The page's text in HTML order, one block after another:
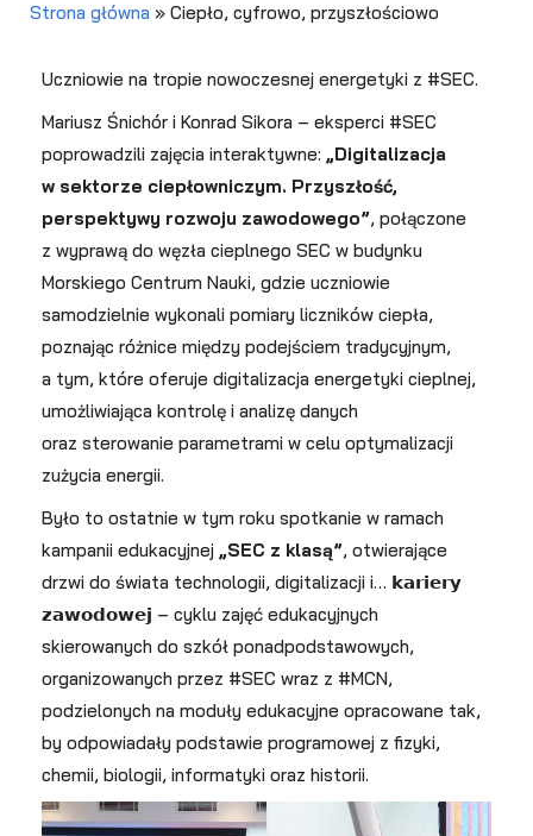
Strona główna » Ciepło, cyfrowo, przyszłościowo
Uczniowie na tropie nowoczesnej energetyki z #SEC.
Mariusz Śnichór i Konrad Sikora – eksperci #SEC
poprowadzili zajęcia interaktywne: „Digitalizacja
w sektorze ciepłowniczym. Przyszłość,
perspektywy rozwoju zawodowego”, połączone
z wyprawą do węzła cieplnego SEC w budynku
Morskiego Centrum Nauki, gdzie uczniowie
samodzielnie wykonali pomiary liczników ciepła,
poznając różnice między podejściem tradycyjnym,
a tym, które oferuje digitalizacja energetyki cieplnej,
umożliwiająca kontrolę i analizę danych
oraz sterowanie parametrami w celu optymalizacji
zużycia energii.
Było to ostatnie w tym roku spotkanie w ramach
kampanii edukacyjnej „SEC z klasą”, otwierające
drzwi do świata technologii, digitalizacji i… 𝗸𝗮𝗿𝗶𝗲𝗿𝘆
𝘇𝗮𝘄𝗼𝗱𝗼𝘄𝗲𝗷 – cyklu zajęć edukacyjnych
skierowanych do szkół ponadpodstawowych,
organizowanych przez #SEC wraz z #MCN,
podzielonych na moduły edukacyjne opracowane tak,
by odpowiadały podstawie programowej z fizyki,
chemii, biologii, informatyki oraz historii.